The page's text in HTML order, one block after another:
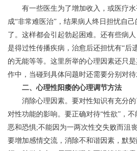
有一些医生为了增加收入，或医疗水
成“非常难医治”，结果病人终日担忧自
了。这样都会引起勃起困难。还有些病
是得过性传播疾病，治愈后还担忧有“后
的无能等等。这里所举的心理因素还只
作中，当碰到具体问题时还需要分别对待
二、心理性阳痿的心理调节方法
消除心理因素。要对性知识有充分的
对性功能的影响。要正确对待“性欲”，
恶和恐惧;不能因为一两次性交失败而沮
要增加感情交流，消除不和谐因素，默